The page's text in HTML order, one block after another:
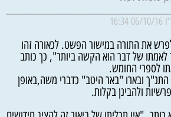
06/10/16 16:34
את התורה במישור הפשט. לכאורה זהו
של דבר הוא הקשה ביותר", כך כותב
לספרי החומש.
ובארו "באר היטב" כדברי משה,באופן
ולהבינן בקלות.